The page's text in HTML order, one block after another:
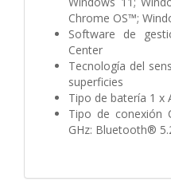
Chrome OS™;
Software de
Center
Tecnología del
superficies
Tipo de batería 1 x
Tipo de conexión
GHz: Bluetooth®